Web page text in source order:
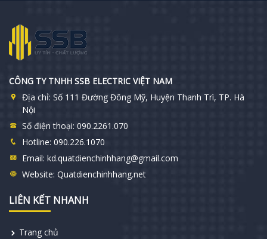
CÔNG TY TNHH SSB ELECTRIC VIỆT NAM
Địa chỉ: Số 111 Đường Đông Mỹ, Huyện Thanh Trì, TP. Hà
Nội
Số điện thoại: 090.2261.070
Hotline: 090.226.1070
Email: kd.quatdienchinhhang@gmail.com
Website: Quatdienchinhhang.net
LIÊN KẾT NHANH
Trang chủ